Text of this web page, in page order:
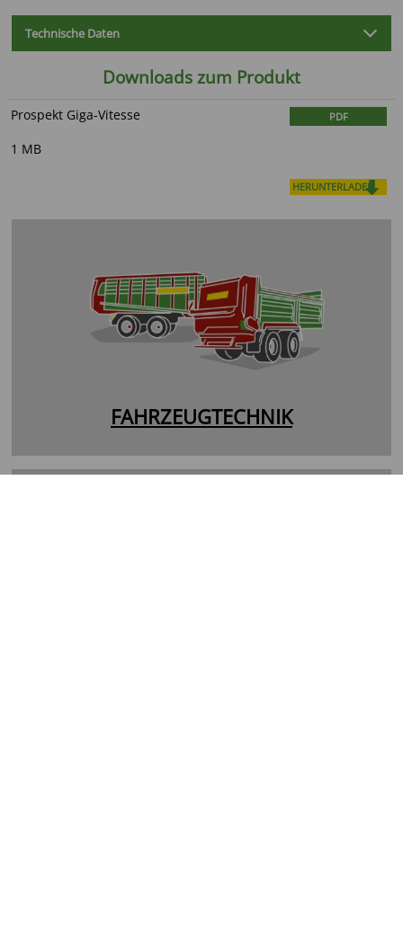
Technische Daten
Downloads zum Produkt
Prospekt Giga-Vitesse PDF
1 MB
HERUNTERLADEN
FAHRZEUGTECHNIK